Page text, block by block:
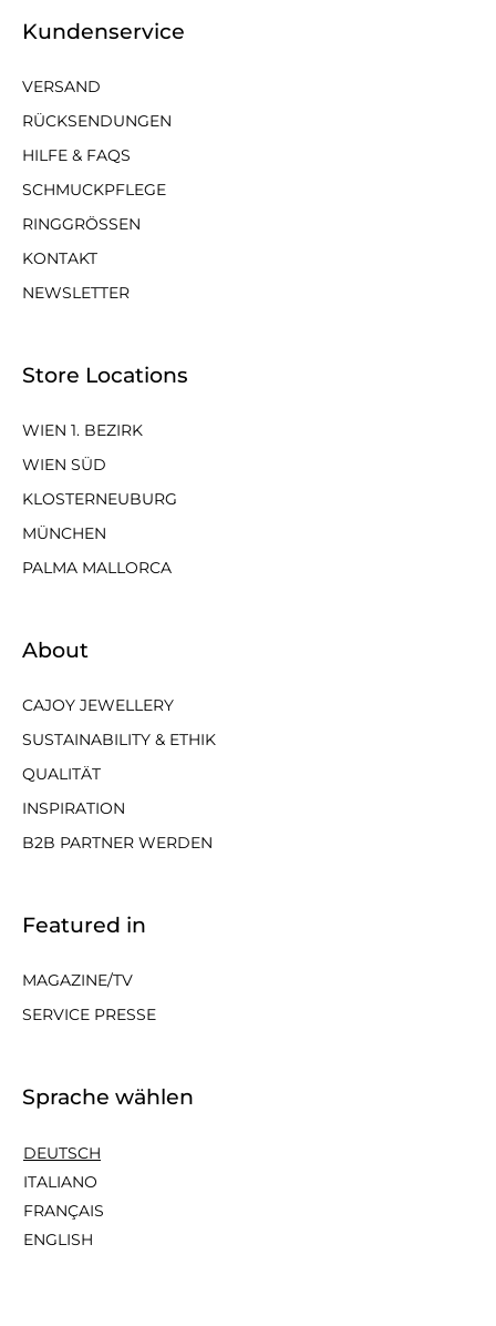
Kundenservice
VERSAND
RÜCKSENDUNGEN
HILFE & FAQS
SCHMUCKPFLEGE
RINGGRÖSSEN
KONTAKT
NEWSLETTER
Store Locations
WIEN 1. BEZIRK
WIEN SÜD
KLOSTERNEUBURG
MÜNCHEN
PALMA MALLORCA
About
CAJOY JEWELLERY
SUSTAINABILITY & ETHIK
QUALITÄT
INSPIRATION
B2B PARTNER WERDEN
Featured in
MAGAZINE/TV
SERVICE PRESSE
Sprache wählen
DEUTSCH
ITALIANO
FRANÇAIS
ENGLISH